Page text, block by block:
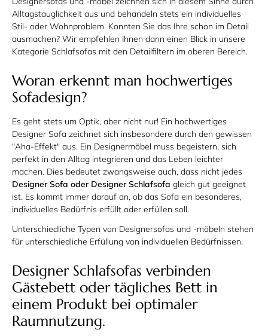
Alltagstauglichkeit aus und behandeln stets ein individuelles
Stil- oder Wohnproblem. Konnten Sie das Ihre schon im Detail
ausmachen? Wir empfehlen Ihnen dann einen Blick in unsere
Kategorie Schlafsofas mit den Detailfiltern im oberen Bereich.
Woran erkennt man hochwertiges
Sofadesign?
Es geht stets um Optik, aber nicht nur! Ein hochwertiges
Designer Sofa zeichnet sich insbesondere durch den gewissen
"Aha-Effekt" aus. Ein Designermöbel muss begeistern, sich
perfekt in den Alltag integrieren und das Leben leichter
machen. Dies bedeutet zwangsweise auch, dass nicht jedes
Designer Sofa oder Designer Schlafsofa gleich gut geeignet
ist. Es kommt immer darauf an, ob das Sofa ein besonderes,
individuelles Bedürfnis erfüllt oder erfüllen soll.
Unterschiedliche Typen von Designersofas und -möbeln stehen
für unterschiedliche Erfüllung von individuellen Bedürfnissen.
Designer Schlafsofas verbinden
Gästebett oder tägliches Bett in
einem Produkt bei optimaler
Raumnutzung.